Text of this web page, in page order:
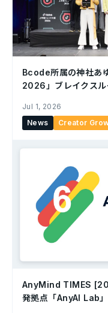
Bcode所属の神社あ
2026」ブレイクスル
Jul 1, 2026
News
Creator
AnyMind TIMES
発拠点「AnyAI Lab